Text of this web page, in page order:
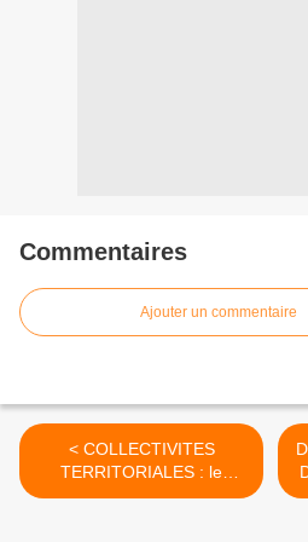
Commentaires
Ajouter un commentaire
< COLLECTIVITES
TERRITORIALES : le
gouvernement amuse-t-il la